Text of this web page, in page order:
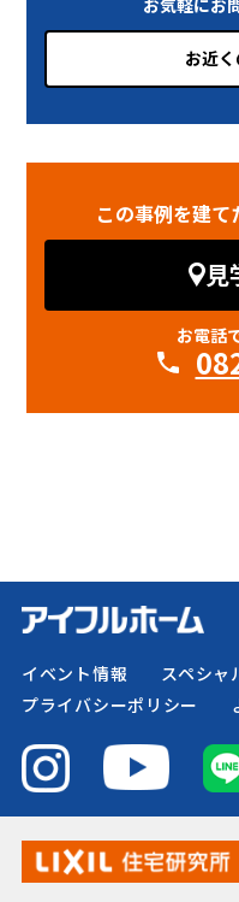
お近
この事例を建
見
お電話
イベント情報 スペシャ
プライバシーポリシー